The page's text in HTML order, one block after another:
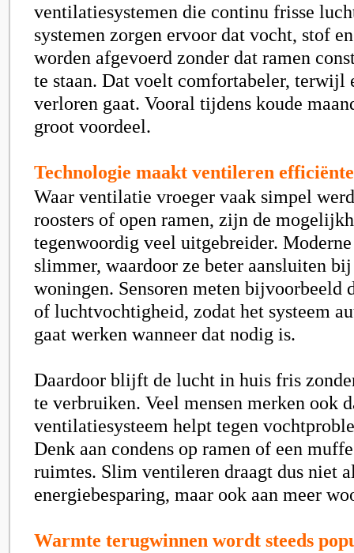
ventilatiesystemen die continu frisse
systemen zorgen ervoor dat vocht, stof
worden afgevoerd zonder dat ramen
te staan. Dat voelt comfortabeler, terwijl
verloren gaat. Vooral tijdens koude
groot voordeel.
Technologie maakt ventileren
Waar ventilatie vroeger vaak simpel
roosters of open ramen, zijn de
tegenwoordig veel uitgebreider.
slimmer, waardoor ze beter aansluiten
woningen. Sensoren meten
of luchtvochtigheid, zodat het systeem
gaat werken wanneer dat nodig is.
Daardoor blijft de lucht in huis fris
te verbruiken. Veel mensen merken ook
ventilatiesysteem helpt tegen
Denk aan condens op ramen of een
ruimtes. Slim ventileren draagt dus niet
energiebesparing, maar ook aan meer
Warmte terugwinnen wordt steeds